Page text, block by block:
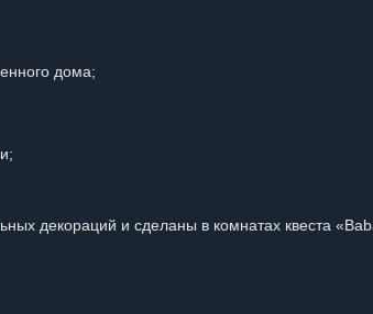
дома;
декораций и сделаны в комнатах квеста